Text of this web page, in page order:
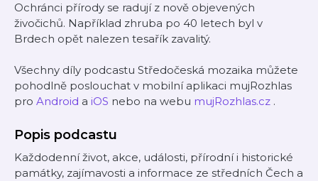
Ochránci přírody se radují z nově objevených
živočichů. Například zhruba po 40 letech byl v
Brdech opět nalezen tesařík zavalitý.
Všechny díly podcastu Středočeská mozaika můžete
pohodlně poslouchat v mobilní aplikaci mujRozhlas
pro Android a iOS nebo na webu mujRozhlas.cz .
Popis podcastu
Každodenní život, akce, události, přírodní i historické
památky, zajímavosti a informace ze středních Čech a